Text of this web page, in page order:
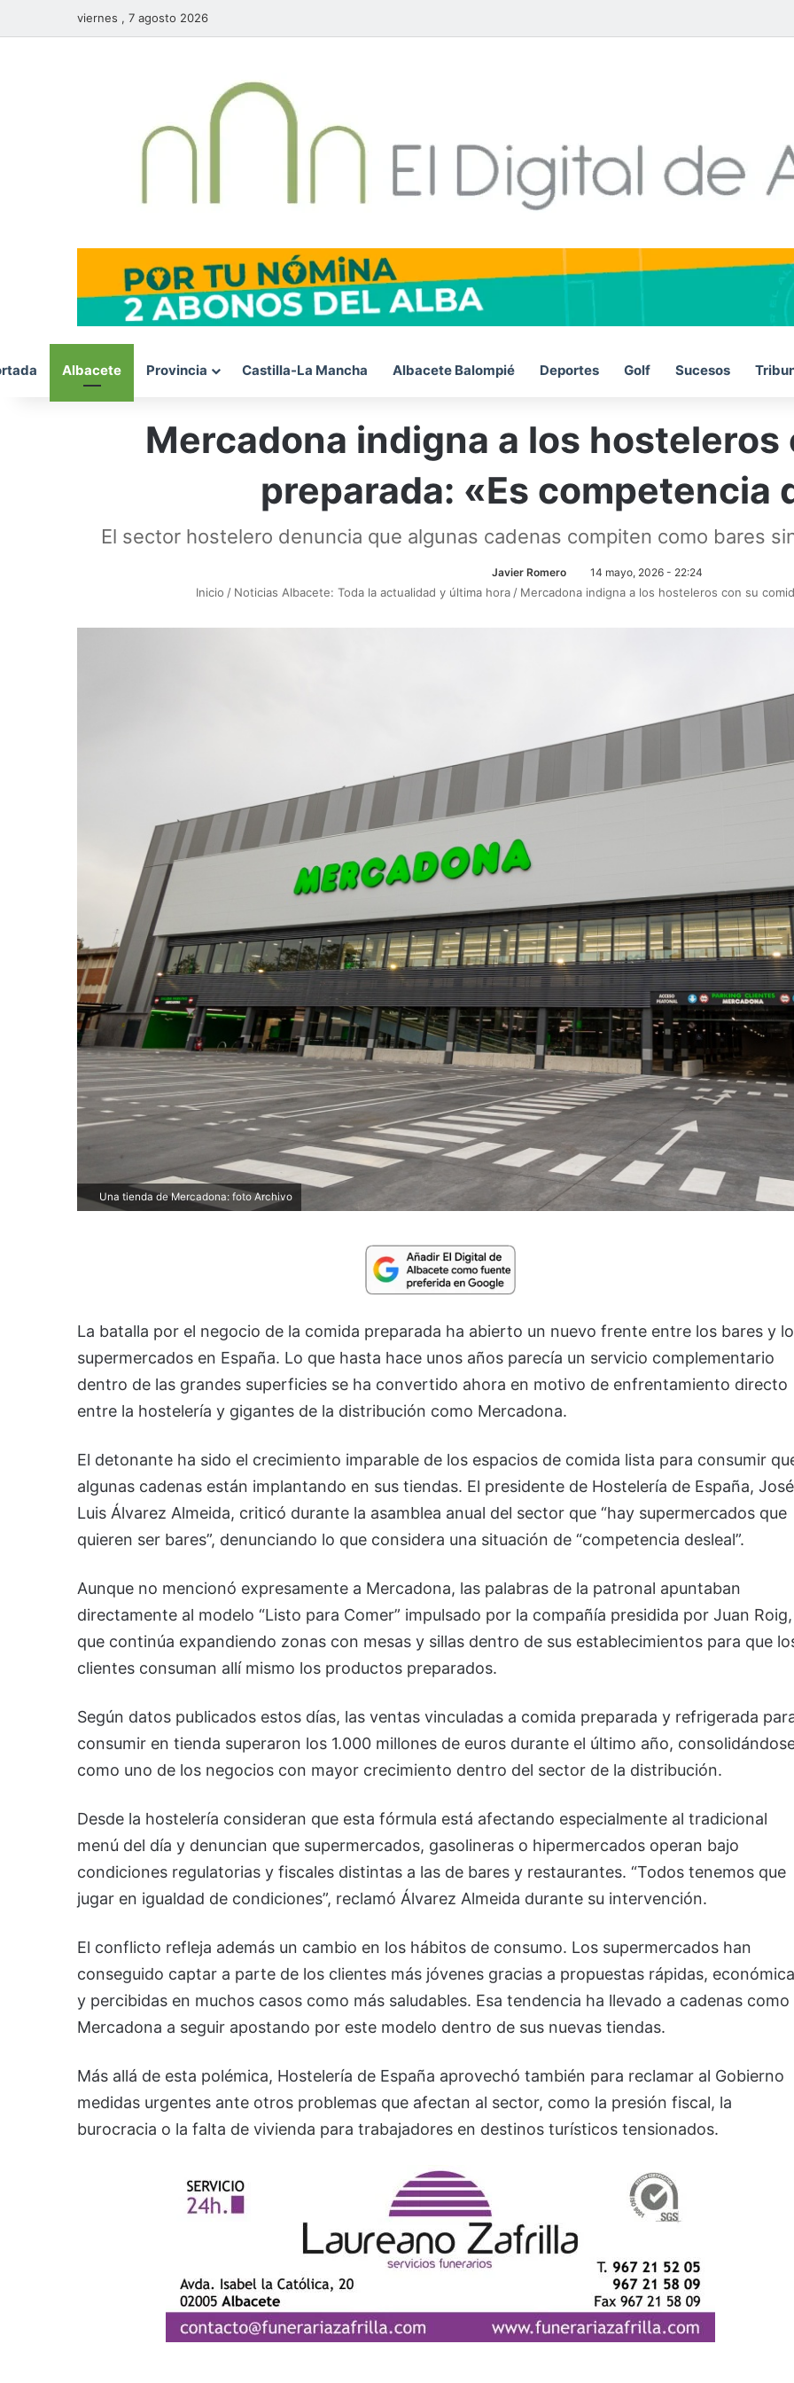
viernes , 7 agosto 2026
Albacete Provincia Castilla-La Mancha Albacete Balompié Deportes Golf Sucesos
Mercadona indigna a los hosteleros
preparada: «Es competencia
El sector hostelero denuncia que algunas cadenas compiten como bares
Javier Romero 14 mayo, 2026 - 22:24
Inicio / Noticias Albacete: Toda la actualidad y última hora / Mercadona indigna a los hosteleros con su
Una tienda de Mercadona: foto Archivo
La batalla por el negocio de la comida preparada ha abierto un nuevo frente entre los bares y
supermercados en España. Lo que hasta hace unos años parecía un servicio complementario
dentro de las grandes superficies se ha convertido ahora en motivo de enfrentamiento directo
entre la hostelería y gigantes de la distribución como Mercadona.
El detonante ha sido el crecimiento imparable de los espacios de comida lista para consumir
algunas cadenas están implantando en sus tiendas. El presidente de Hostelería de España, José
Luis Álvarez Almeida, criticó durante la asamblea anual del sector que “hay supermercados que
quieren ser bares”, denunciando lo que considera una situación de “competencia desleal”.
Aunque no mencionó expresamente a Mercadona, las palabras de la patronal apuntaban
directamente al modelo “Listo para Comer” impulsado por la compañía presidida por Juan Roig,
que continúa expandiendo zonas con mesas y sillas dentro de sus establecimientos para que
clientes consuman allí mismo los productos preparados.
Según datos publicados estos días, las ventas vinculadas a comida preparada y refrigerada
consumir en tienda superaron los 1.000 millones de euros durante el último año,
como uno de los negocios con mayor crecimiento dentro del sector de la distribución.
Desde la hostelería consideran que esta fórmula está afectando especialmente al tradicional
menú del día y denuncian que supermercados, gasolineras o hipermercados operan bajo
condiciones regulatorias y fiscales distintas a las de bares y restaurantes. “Todos tenemos que
jugar en igualdad de condiciones”, reclamó Álvarez Almeida durante su intervención.
El conflicto refleja además un cambio en los hábitos de consumo. Los supermercados han
conseguido captar a parte de los clientes más jóvenes gracias a propuestas rápidas,
y percibidas en muchos casos como más saludables. Esa tendencia ha llevado a cadenas como
Mercadona a seguir apostando por este modelo dentro de sus nuevas tiendas.
Más allá de esta polémica, Hostelería de España aprovechó también para reclamar al Gobierno
medidas urgentes ante otros problemas que afectan al sector, como la presión fiscal, la
burocracia o la falta de vivienda para trabajadores en destinos turísticos tensionados.